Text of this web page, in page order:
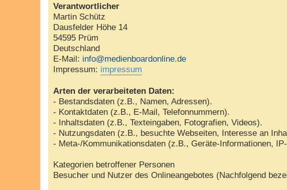
Verantwortlicher
Martin Schütz
Dausfelder Höhe 14
54595 Prüm
Deutschland
E-Mail: info@medienboardonline.de
Impressum: impressum
Arten der verarbeiteten Daten:
- Bestandsdaten (z.B., Namen, Adressen).
- Kontaktdaten (z.B., E-Mail, Telefonnummern).
- Inhaltsdaten (z.B., Texteingaben, Fotografien, Videos).
- Nutzungsdaten (z.B., besuchte Webseiten, Interesse an
- Meta-/Kommunikationsdaten (z.B., Geräte-Informationen,
Kategorien betroffener Personen
Besucher und Nutzer des Onlineangebotes (Nachfolgend